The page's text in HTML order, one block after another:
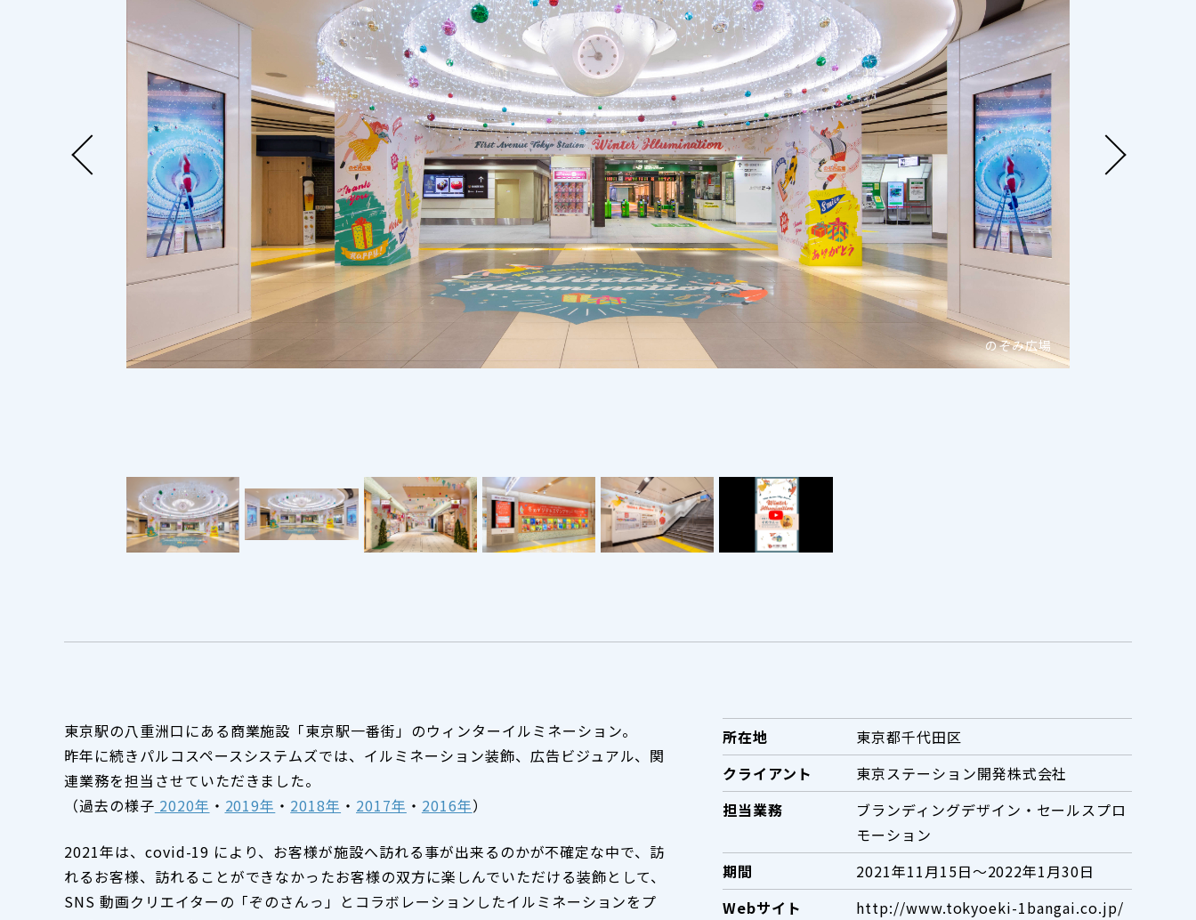
のぞみ広場
東京駅の八重洲口にある商業施設「東京駅一番街」のウィンターイルミネーション。
昨年に続きパルコスペースシステムズでは、イルミネーション装飾、広告ビジュアル、関
連業務を担当させていただきました。
（過去の様子 2020年 ・ 2019年 ・ 2018年 ・ 2017年 ・ 2016年）
2021年は、covid-19 により、お客様が施設へ訪れる事が出来るのかが不確定な中で、訪
れるお客様、訪れることができなかったお客様の双方に楽しんでいただける装飾として、
SNS 動画クリエイターの「ぞのさんっ」とコラボレーションしたイルミネーションをプ
所在地
東京都千代田区
クライアント
東京ステーション開発株式会社
担当業務
ブランディングデザイン・セールスプロ
モーション
期間
2021年11月15日～2022年1月30日
Webサイト
http://www.tokyoeki-1bangai.co.jp/